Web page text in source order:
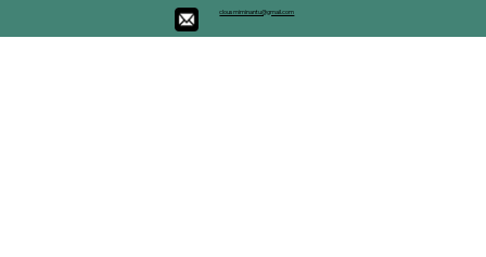
clousmiminantu@gmail.com